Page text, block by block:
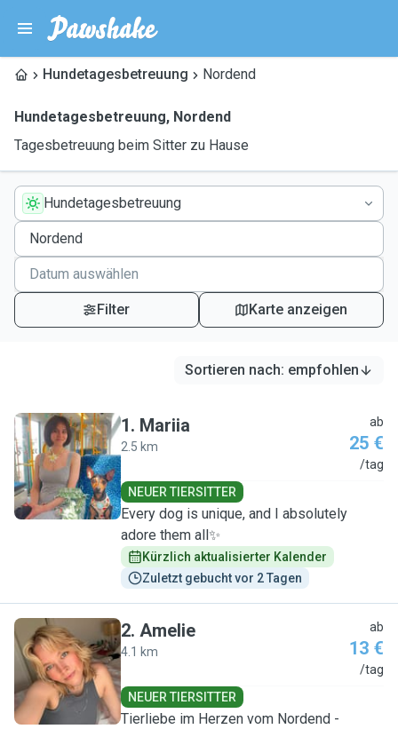
Hundetagesbetreuung Nordend
Hundetagesbetreuung, Nordend
Tagesbetreuung beim Sitter zu Hause
Hundetagesbetreuung
Filter Karte anzeigen
Sortieren nach: empfohlen
M
1. Mariia
2.5 km
ab
25 €
/tag
NEUER TIERSITTER
Every dog is unique, and I absolutely
adore them all✨
Kürzlich aktualisierter Kalender
Zuletzt gebucht vor 2 Tagen
A
2. Amelie
4.1 km
ab
13 €
/tag
NEUER TIERSITTER
Tierliebe im Herzen vom Nordend -